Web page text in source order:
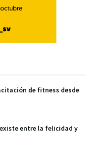
de fitness desde
entre la felicidad y